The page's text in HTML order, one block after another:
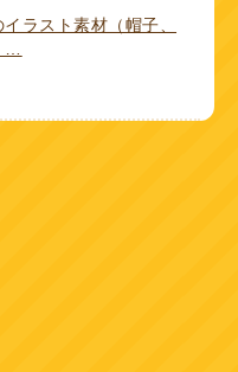
ラスト素材（帽子、
…